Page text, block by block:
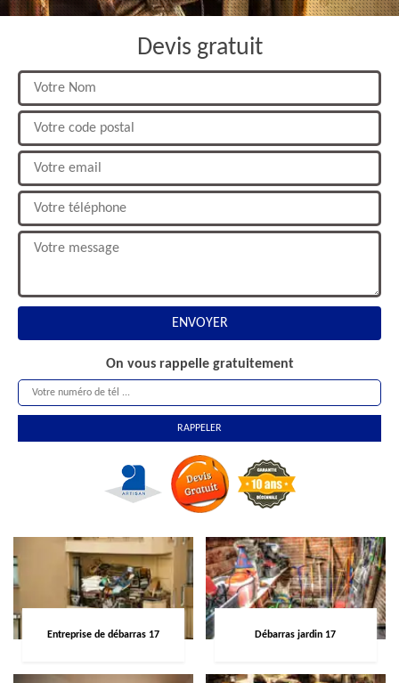
Devis gratuit
On vous rappelle gratuitement
Entreprise de débarras 17 Débarras jardin 17